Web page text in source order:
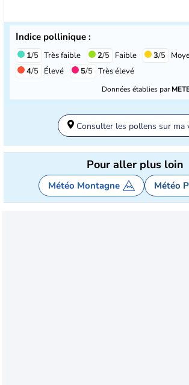
Indice pollinique :
1/5 Très faible 2/5 Faible 3/5
4/5 Élevé 5/5 Très élevé
Données établies par
Consulter les pollens sur ma
Pour aller plus loin
Météo Montagne Météo